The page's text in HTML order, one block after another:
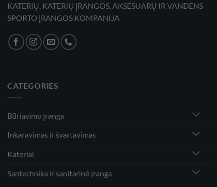
KATERIŲ, KATERIŲ ĮRANGOS, AKSESUARŲ IR VANDENS
SPORTO ĮRANGOS KOMPANIJA
CATEGORIES
Būriavimo įranga
Inkaravimas ir švartavimas
Kateriai
Santechnika ir sanitarinė įranga